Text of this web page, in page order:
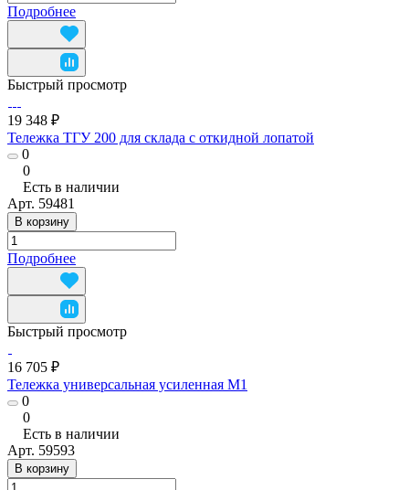
Подробнее
Быстрый просмотр
19 348 ₽
Тележка ТГУ 200 для склада с откидной лопатой
0
0
Есть в наличии
Арт. 59481
В корзину
Подробнее
Быстрый просмотр
16 705 ₽
Тележка универсальная усиленная М1
0
0
Есть в наличии
Арт. 59593
В корзину